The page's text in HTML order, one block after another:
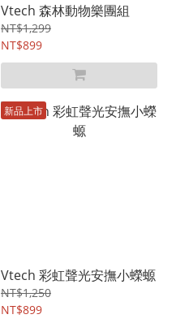
Vtech 森林動物樂團組
NT$1,299
NT$899
新品上市
Vtech 彩虹聲光安撫小蠑螈
NT$1,250
NT$899